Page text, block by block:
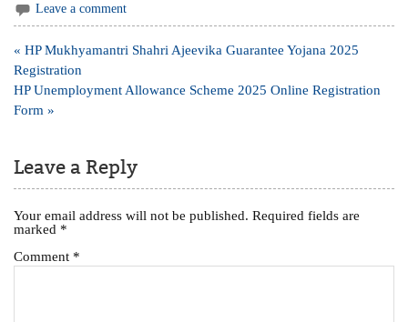
Leave a comment
Post
navigation
« HP Mukhyamantri Shahri Ajeevika Guarantee Yojana 2025
Registration
HP Unemployment Allowance Scheme 2025 Online Registration
Form »
Leave a Reply
Your email address will not be published. Required fields are
marked *
Comment *